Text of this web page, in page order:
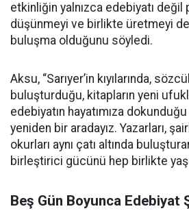
etkinliğin yalnızca edebiyatı değil
düşünmeyi ve birlikte üretmeyi
buluşma olduğunu söyledi.
Aksu, “Sarıyer’in kıyılarında,
buluşturduğu, kitapların yeni
edebiyatın hayatımıza
yeniden bir aradayız. Yazarları,
okurları aynı çatı altında
birleştirici gücünü hep birlikte
Beş Gün Boyunca Edebiyat